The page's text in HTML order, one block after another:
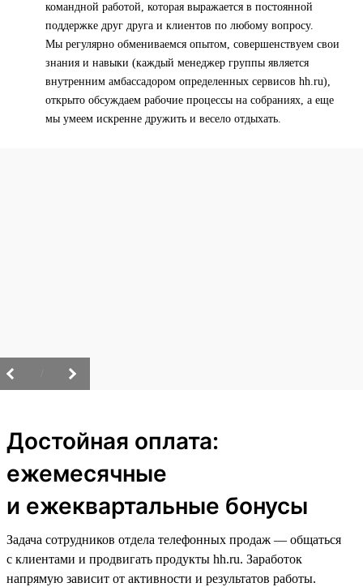
командной работой, которая выражается в постоянной
поддержке друг друга и клиентов по любому вопросу.
Мы регулярно обмениваемся опытом, совершенствуем свои
знания и навыки (каждый менеджер группы является
внутренним амбассадором определенных сервисов hh.ru),
открыто обсуждаем рабочие процессы на собраниях, а еще
мы умеем искренне дружить и весело отдыхать.
Достойная оплата:
ежемесячные
и ежеквартальные бонусы
Задача сотрудников отдела телефонных продаж — общаться
с клиентами и продвигать продукты hh.ru. Заработок
напрямую зависит от активности и результатов работы.